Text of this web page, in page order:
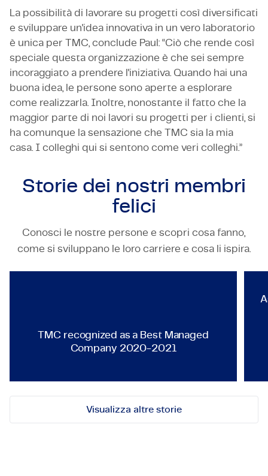
La possibilità di lavorare su progetti così diversificati
e sviluppare un'idea innovativa in un vero laboratorio
è unica per TMC, conclude Paul: “Ciò che rende così
speciale questa organizzazione è che sei sempre
incoraggiato a prendere l'iniziativa. Quando hai una
buona idea, le persone sono aperte a esplorare
come realizzarla. Inoltre, nonostante il fatto che la
maggior parte di noi lavori su progetti per i clienti, si
ha comunque la sensazione che TMC sia la mia
casa. I colleghi qui si sentono come veri colleghi.”
Storie dei nostri membri
felici
Conosci le nostre persone e scopri cosa fanno,
come si sviluppano le loro carriere e cosa li ispira.
TECHNOLOGY & ENGINEERING
TMC recognized as a Best Managed
Company 2020-2021
Visualizza altre storie